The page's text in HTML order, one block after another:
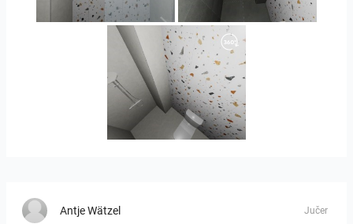
Orlando_kanect_4-01
Banya2_1-01
Antje Wätzel Jučer